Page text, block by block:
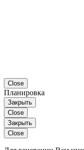
Close
Планировка
Закрыть
Close
Закрыть
Close